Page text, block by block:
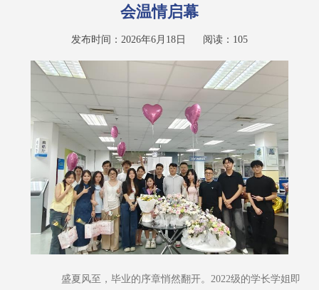
会温情启幕
发布时间：2026年6月18日 阅读： 105
盛夏风至，毕业的序章悄然翻开。2022级的学长学姐即